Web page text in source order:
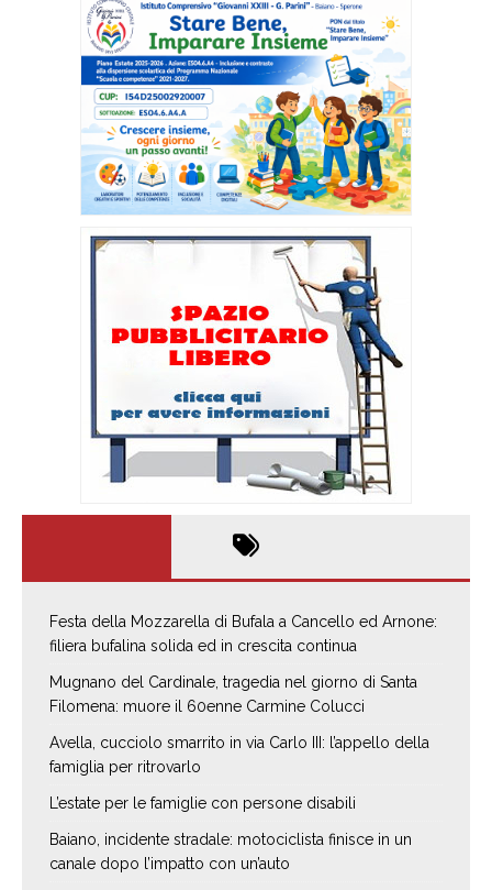
Festa della Mozzarella di Bufala a Cancello ed Arnone:
filiera bufalina solida ed in crescita continua
Mugnano del Cardinale, tragedia nel giorno di Santa
Filomena: muore il 60enne Carmine Colucci
Avella, cucciolo smarrito in via Carlo III: l’appello della
famiglia per ritrovarlo
L’estate per le famiglie con persone disabili
Baiano, incidente stradale: motociclista finisce in un
canale dopo l’impatto con un’auto